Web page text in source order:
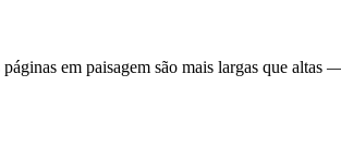
em paisagem são mais largas que